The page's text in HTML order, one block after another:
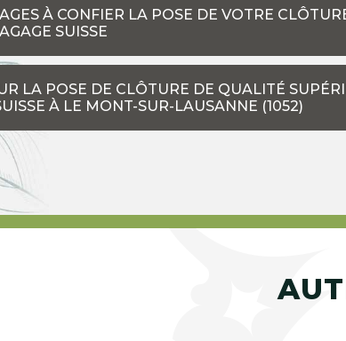
À CONFIER LA POSE DE VOTRE
SUISSE
LA POSE DE CLÔTURE DE QUALITÉ
À LE MONT-SUR-LAUSANNE (1052)